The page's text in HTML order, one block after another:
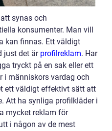
synas och
konsumenter. Man vill
kan finnas. Ett väldigt
just det är profilreklam. Har
tryckt på en sak eller ett
i människors vardag och
ett väldigt effektivt sätt att
Att ha synliga profilkläder i
mycket reklam för
i någon av de mest